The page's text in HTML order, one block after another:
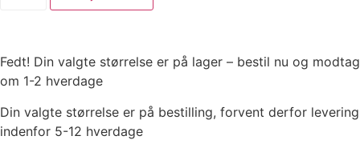
Fedt! Din valgte størrelse er på lager – bestil nu og modtag
om 1-2 hverdage
Din valgte størrelse er på bestilling, forvent derfor levering
indenfor 5-12 hverdage